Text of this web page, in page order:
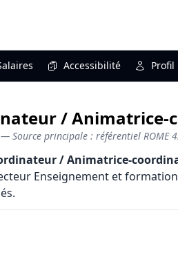
Accessibilité Profil
/
— Source principale : référentiel ROME
/ Animatrice-
Enseignement et